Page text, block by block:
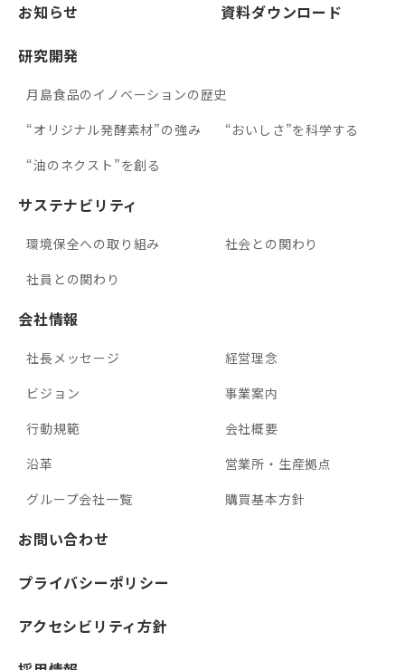
お知らせ
資料ダウンロード
研究開発
月島食品のイノベーションの歴史
“オリジナル発酵素材”の強み
“おいしさ”を科学する
“油のネクスト”を創る
サステナビリティ
環境保全への取り組み
社会との関わり
社員との関わり
会社情報
社長メッセージ
経営理念
ビジョン
事業案内
行動規範
会社概要
沿革
営業所・生産拠点
グループ会社一覧
購買基本方針
お問い合わせ
プライバシーポリシー
アクセシビリティ方針